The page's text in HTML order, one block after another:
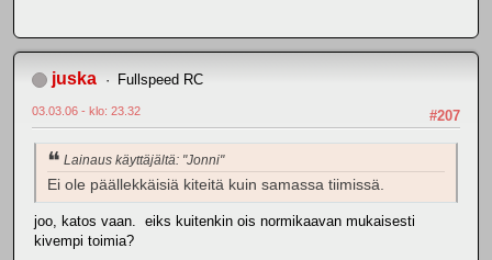
juska Fullspeed RC
#207
03.03.06 - klo: 23.32
Lainaus käyttäjältä: "Jonni"
Ei ole päällekkäisiä kiteitä kuin samassa tiimissä.
joo, katos vaan. eiks kuitenkin ois normikaavan mukaisesti
kivempi toimia?